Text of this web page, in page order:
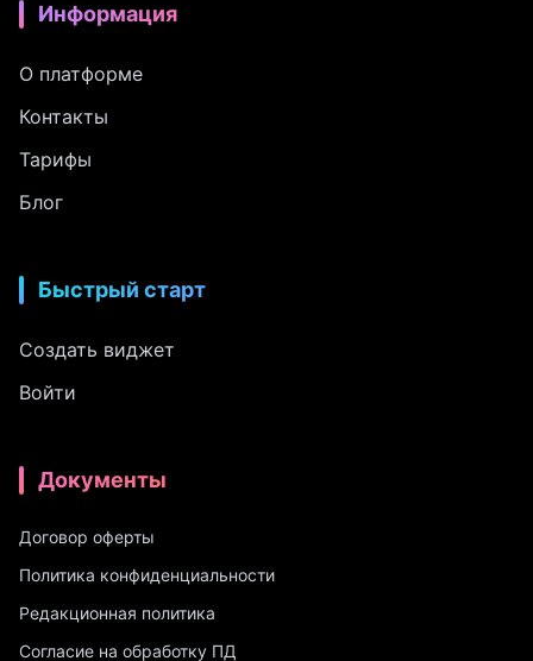
Информация
О платформе
Контакты
Тарифы
Блог
Быстрый старт
Создать виджет
Войти
Документы
Договор оферты
Политика конфиденциальности
Редакционная политика
Согласие на обработку ПД